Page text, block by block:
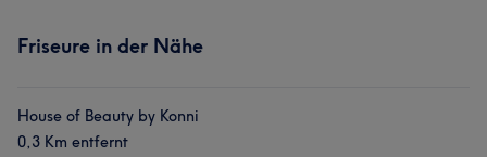
Friseure in der Nähe
House of Beauty by Konni
0,3 Km entfernt